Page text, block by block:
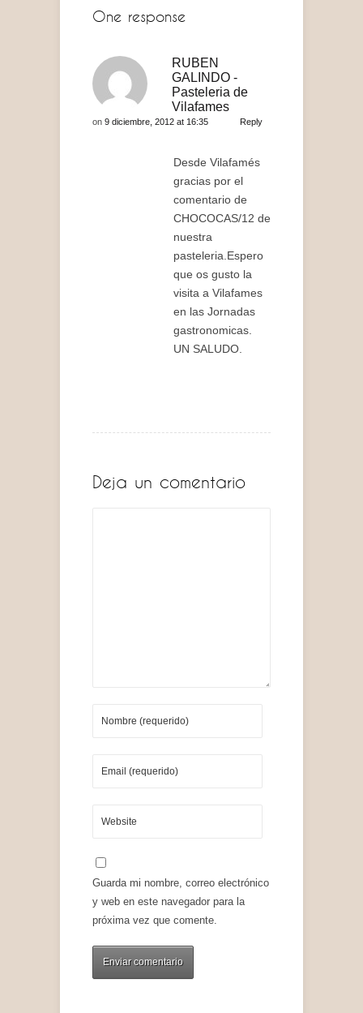
One response
RUBEN
GALINDO -
Pasteleria de
Vilafames
on 9 diciembre, 2012 at 16:35 Reply
Desde Vilafamés
gracias por el
comentario de
CHOCOCAS/12 de
nuestra
pasteleria.Espero
que os gusto la
visita a Vilafames
en las Jornadas
gastronomicas.
UN SALUDO.
Deja un comentario
Guarda mi nombre, correo electrónico
y web en este navegador para la
próxima vez que comente.